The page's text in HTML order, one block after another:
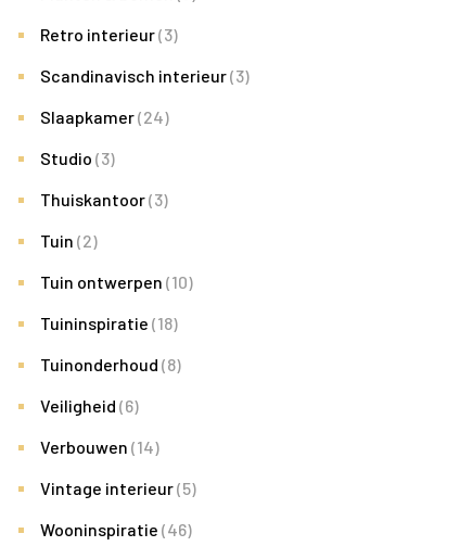
Retro interieur(3)
Scandinavisch interieur(3)
Slaapkamer(24)
Studio (3)
Thuiskantoor(3)
Tuin (2)
Tuin ontwerpen (10)
Tuininspiratie (18)
Tuinonderhoud (8)
Veiligheid (6)
Verbouwen (14)
Vintage interieur(5)
Wooninspiratie (46)